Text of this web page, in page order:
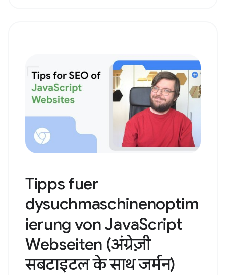
Tipps fuer
dysuchmaschinenoptim
ierung von JavaScript
Webseiten (अंग्रेज़ी
सबटाइटल के साथ जर्मन)